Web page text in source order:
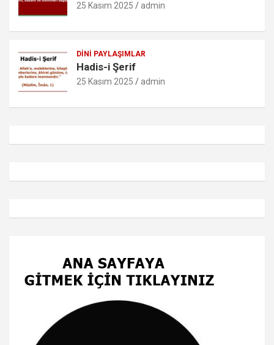
25 Kasım 2025 admin
DINI PAYLAŞIMLAR
Hadis-i Şerif
25 Kasım 2025 admin